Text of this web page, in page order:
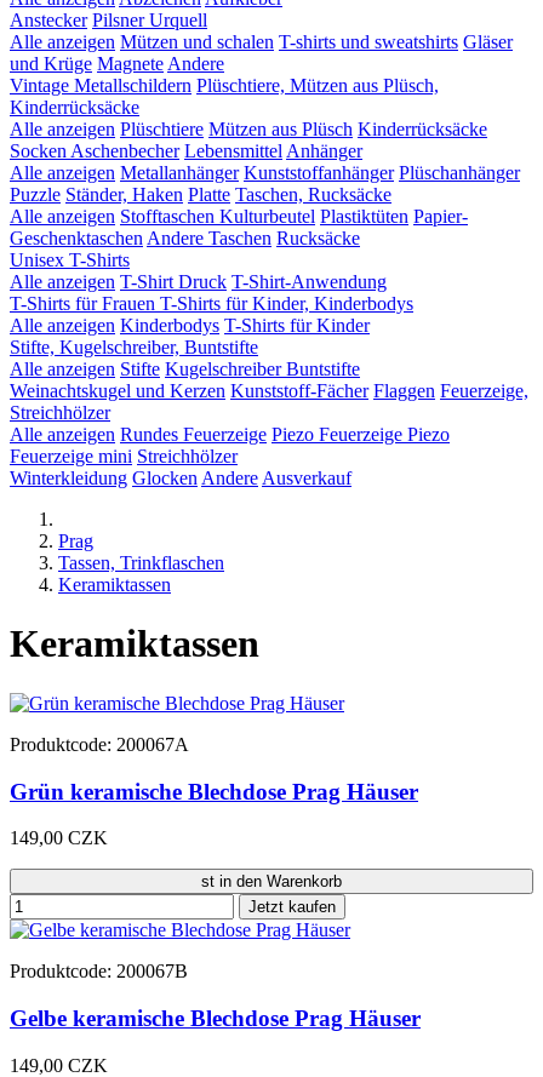
Anstecker Pilsner Urquell
Alle anzeigen Mützen und schalen T-shirts und sweatshirts Gläser
und Krüge Magnete Andere
Vintage Metallschildern Plüschtiere, Mützen aus Plüsch,
Kinderrücksäcke
Alle anzeigen Plüschtiere Mützen aus Plüsch Kinderrücksäcke
Socken Aschenbecher Lebensmittel Anhänger
Alle anzeigen Metallanhänger Kunststoffanhänger Plüschanhänger
Puzzle Ständer, Haken Platte Taschen, Rucksäcke
Alle anzeigen Stofftaschen Kulturbeutel Plastiktüten Papier-
Geschenktaschen Andere Taschen Rucksäcke
Unisex T-Shirts
Alle anzeigen T-Shirt Druck T-Shirt-Anwendung
T-Shirts für Frauen T-Shirts für Kinder, Kinderbodys
Alle anzeigen Kinderbodys T-Shirts für Kinder
Stifte, Kugelschreiber, Buntstifte
Alle anzeigen Stifte KugelschreiberBuntstifte
Weinachtskugel und Kerzen Kunststoff-Fächer Flaggen Feuerzeige,
Streichhölzer
Alle anzeigen Rundes Feuerzeige Piezo Feuerzeige Piezo
Feuerzeige mini Streichhölzer
Winterkleidung Glocken Andere Ausverkauf
Prag
Tassen, Trinkflaschen
Keramiktassen
Keramiktassen
Produktcode: 200067A
Grün keramische Blechdose Prag Häuser
149,00 CZK
st in den Warenkorb
Jetzt kaufen
Produktcode: 200067B
Gelbe keramische Blechdose Prag Häuser
149,00 CZK